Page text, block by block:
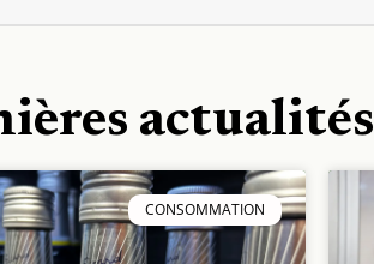
actualités
CONSOMMATION